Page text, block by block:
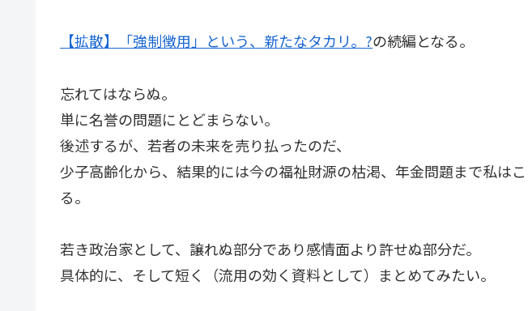
【拡散】「強制徴用」という、新たなタカリ。?の続編となる。
忘れてはならぬ。
単に名誉の問題にとどまらない。
後述するが、若者の未来を売り払ったのだ、
少子高齢化から、結果的には今の福祉財源の枯渇、年金問題まで私は
る。
若き政治家として、譲れぬ部分であり感情面より許せぬ部分だ。
具体的に、そして短く（流用の効く資料として）まとめてみたい。